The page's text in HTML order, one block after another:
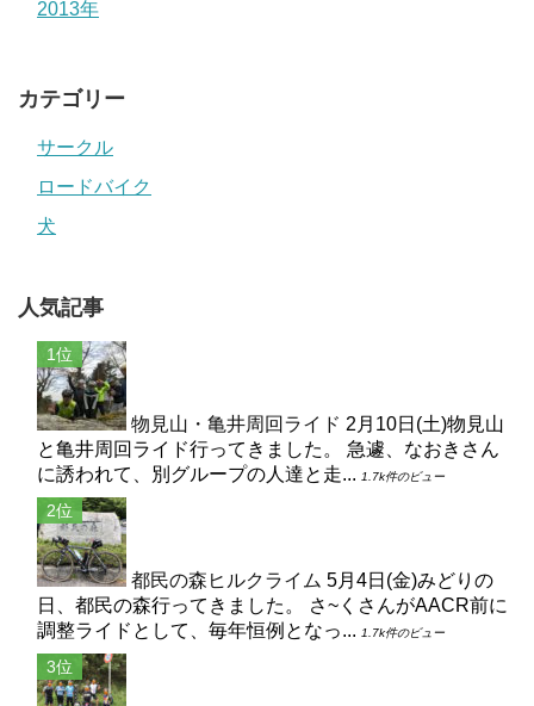
2013年
カテゴリー
サークル
ロードバイク
犬
人気記事
物見山・亀井周回ライド 2月10日(土)物見山
と亀井周回ライド行ってきました。 急遽、なおきさん
に誘われて、別グループの人達と走... 1.7k件のビュー
都民の森ヒルクライム 5月4日(金)みどりの
日、都民の森行ってきました。 さ~くさんがAACR前に
調整ライドとして、毎年恒例となっ... 1.7k件のビュー